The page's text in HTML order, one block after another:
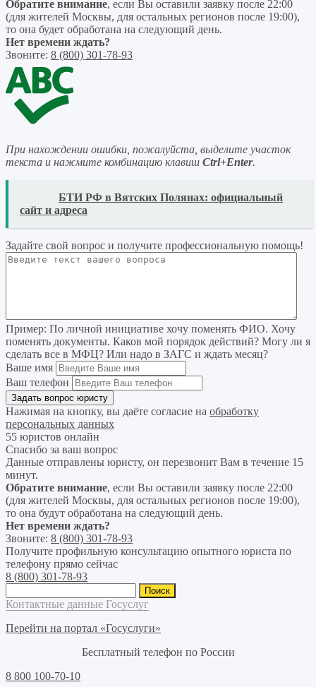
Обратите внимание, если Вы оставили заявку после 22:00
(для жителей Москвы, для остальных регионов после 19:00),
то она будет обработана на следующий день.
Нет времени ждать?
Звоните: 8 (800) 301-78-93
При нахождении ошибки, пожалуйста, выделите участок
текста и нажмите комбинацию клавиш Ctrl+Enter.
БТИ РФ в Вятских Полянах: официальный
сайт и адреса
Задайте свой вопрос и получите профессиональную помощь!
Пример: По личной инициативе хочу поменять ФИО. Хочу
поменять документы. Каков мой порядок действий? Могу ли я
сделать все в МФЦ? Или надо в ЗАГС и ждать месяц?
Ваше имя
Ваш телефон
Нажимая на кнопку, вы даёте согласие на обработку
персональных данных
55 юристов онлайн
Спасибо за ваш вопрос
Данные отправлены юристу, он перезвонит Вам в течение 15
минут.
Обратите внимание, если Вы оставили заявку после 22:00
(для жителей Москвы, для остальных регионов после 19:00),
то она будут обработана на следующий день.
Нет времени ждать?
Звоните: 8 (800) 301-78-93
Получите профильную консультацию опытного юриста по
телефону прямо сейчас
8 (800) 301-78-93
Контактные данные Госуслуг
Перейти на портал «Госуслуги»
Бесплатный телефон по России
8 800 100-70-10